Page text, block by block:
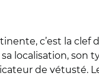
c’est la clef
localisation, son
de vétusté.